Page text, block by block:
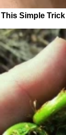
This Simple